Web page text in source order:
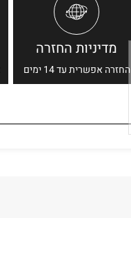
מדיניות החזרה
החזרה אפשרית עד 14 ימים